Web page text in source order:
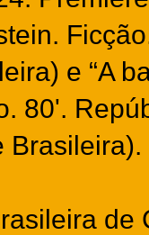
e “A
80'.
Brasileira).
de